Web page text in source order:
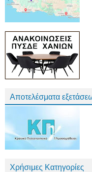
Αποτελέσματα
Χρήσιμες Κατηγορίες